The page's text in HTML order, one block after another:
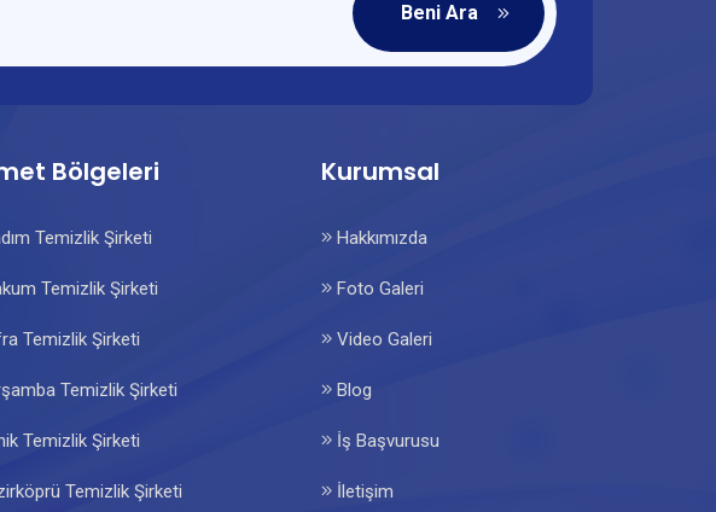
Beni Ara
Bölgeleri
Temizlik Şirketi
Temizlik Şirketi
Temizlik Şirketi
Temizlik Şirketi
Temizlik Şirketi
Temizlik Şirketi
Kurumsal
Hakkımızda
Foto Galeri
Video Galeri
Blog
İş Başvurusu
İletişim